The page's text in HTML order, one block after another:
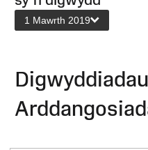
1 Mawrth 2019